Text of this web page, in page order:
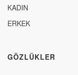
KADIN
ERKEK
GÖZLÜKLER